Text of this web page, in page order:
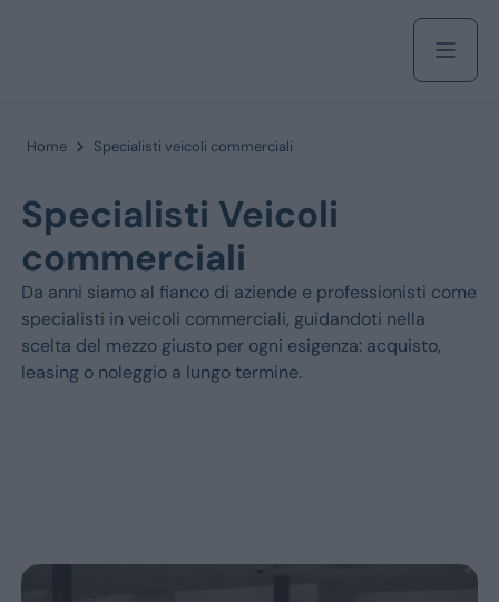
Acquista
Azienda
Servizi
Ford
Home Specialisti veicoli commerciali
Specialisti Veicoli
commerciali
Da anni siamo al fianco di aziende e professionisti come
specialisti in veicoli commerciali, guidandoti nella
scelta del mezzo giusto per ogni esigenza: acquisto,
leasing o noleggio a lungo termine.